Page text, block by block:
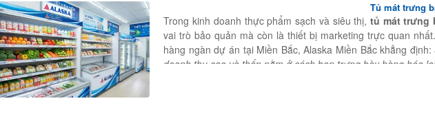
Tủ mát trưng
Trong kinh doanh thực phẩm sạch và siêu thị,tủ mát trưng
vai trò bảo quản mà còn là thiết bị marketing trực quan
hàng ngàn dự án tại Miền Bắc, Alaska Miền Bắc khẳng định:
doanh thu cao và thấp nằm ở cách bạn trưng bày hàng hóa